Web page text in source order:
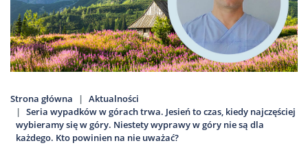
801
502
302
Strona główna
Aktualności
Seria wypadków w górach trwa. Jesień to czas, kiedy najczęściej
wybieramy się w góry. Niestety wyprawy w góry nie są dla
każdego. Kto powinien na nie uważać?